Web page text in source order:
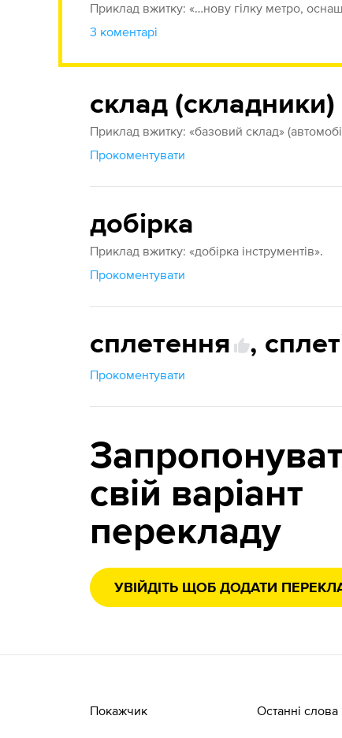
Приклад вжитку: «…нову гілку метро,
3 коментарі
склад (складники)
Приклад вжитку: «базовий склад»
Прокоментувати
добірка
Приклад вжитку: «добірка інструментів».
Прокоментувати
сплетення ,
Прокоментувати
свій варіант
перекладу
УВІЙДІТЬ ЩОБ ДОДАТИ
Покажчик Останні слова